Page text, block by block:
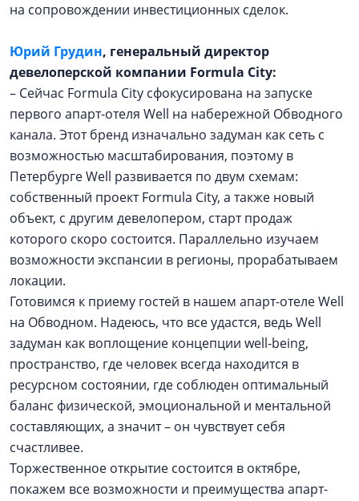
на сопровождении инвестиционных сделок.
Юрий Грудин, генеральный директор
девелоперской компании Formula City:
– Сейчас Formula City сфокусирована на запуске
первого апарт-отеля Well на набережной Обводного
канала. Этот бренд изначально задуман как сеть с
возможностью масштабирования, поэтому в
Петербурге Well развивается по двум схемам:
собственный проект Formula City, а также новый
объект, с другим девелопером, старт продаж
которого скоро состоится. Параллельно изучаем
возможности экспансии в регионы, прорабатываем
локации.
Готовимся к приему гостей в нашем апарт-отеле Well
на Обводном. Надеюсь, что все удастся, ведь Well
задуман как воплощение концепции well-being,
пространство, где человек всегда находится в
ресурсном состоянии, где соблюден оптимальный
баланс физической, эмоциональной и ментальной
составляющих, а значит – он чувствует себя
счастливее.
Торжественное открытие состоится в октябре,
покажем все возможности и преимущества апарт-